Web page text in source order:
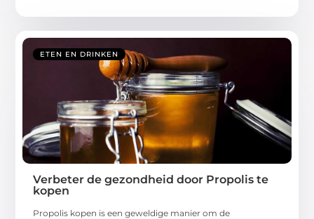
ETEN EN DRINKEN
Verbeter de gezondheid door Propolis te
kopen
Propolis kopen is een geweldige manier om de